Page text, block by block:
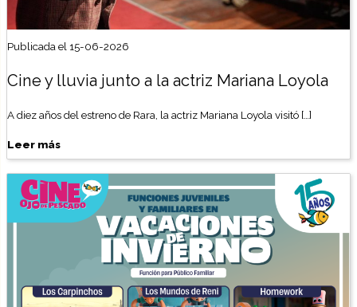
Publicada el 15-06-2026
Cine y lluvia junto a la actriz Mariana Loyola
A diez años del estreno de Rara, la actriz Mariana Loyola visitó […]
Leer más